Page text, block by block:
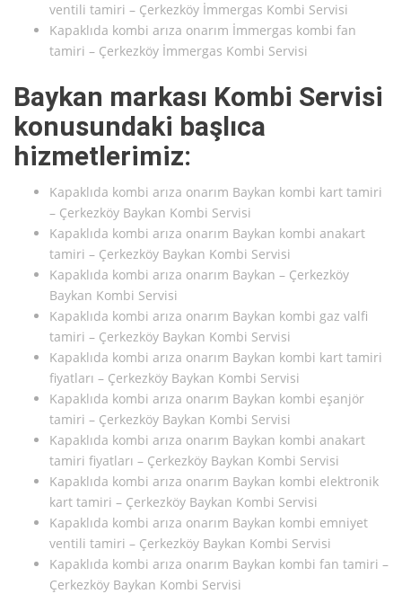
ventili tamiri – Çerkezköy İmmergas Kombi Servisi
Kapaklıda kombi arıza onarım İmmergas kombi fan
tamiri – Çerkezköy İmmergas Kombi Servisi
Baykan markası Kombi Servisi
konusundaki başlıca
hizmetlerimiz:
Kapaklıda kombi arıza onarım Baykan kombi kart tamiri
– Çerkezköy Baykan Kombi Servisi
Kapaklıda kombi arıza onarım Baykan kombi anakart
tamiri – Çerkezköy Baykan Kombi Servisi
Kapaklıda kombi arıza onarım Baykan – Çerkezköy
Baykan Kombi Servisi
Kapaklıda kombi arıza onarım Baykan kombi gaz valfi
tamiri – Çerkezköy Baykan Kombi Servisi
Kapaklıda kombi arıza onarım Baykan kombi kart tamiri
fiyatları – Çerkezköy Baykan Kombi Servisi
Kapaklıda kombi arıza onarım Baykan kombi eşanjör
tamiri – Çerkezköy Baykan Kombi Servisi
Kapaklıda kombi arıza onarım Baykan kombi anakart
tamiri fiyatları – Çerkezköy Baykan Kombi Servisi
Kapaklıda kombi arıza onarım Baykan kombi elektronik
kart tamiri – Çerkezköy Baykan Kombi Servisi
Kapaklıda kombi arıza onarım Baykan kombi emniyet
ventili tamiri – Çerkezköy Baykan Kombi Servisi
Kapaklıda kombi arıza onarım Baykan kombi fan tamiri –
Çerkezköy Baykan Kombi Servisi